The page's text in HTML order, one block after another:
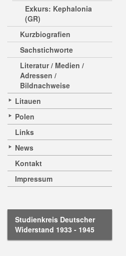
Exkurs: Kephalonia
(GR)
Kurzbiografien
Sachstichworte
Literatur / Medien /
Adressen /
Bildnachweise
Litauen
Polen
Links
News
Kontakt
Impressum
Studienkreis Deutscher
Widerstand 1933 - 1945